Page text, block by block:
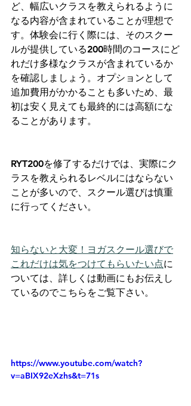
ど、幅広いクラスを教えられるように
なる内容が含まれていることが理想で
す。体験会に行く際には、そのスクー
ルが提供している200時間のコースにど
れだけ多様なクラスが含まれているか
を確認しましょう。オプションとして
追加費用がかかることも多いため、最
初は安く見えても最終的には高額にな
ることがあります。
RYT200を修了するだけでは、実際にク
ラスを教えられるレベルにはならない
ことが多いので、スクール選びは慎重
に行ってください。
知らないと大変！ヨガスクール選びで
これだけは気をつけてもらいたい点に
ついては、詳しくは動画にもお伝えし
ているのでこちらをご覧下さい。
https://www.youtube.com/watch?
v=aBIX92eXzhs&t=71s